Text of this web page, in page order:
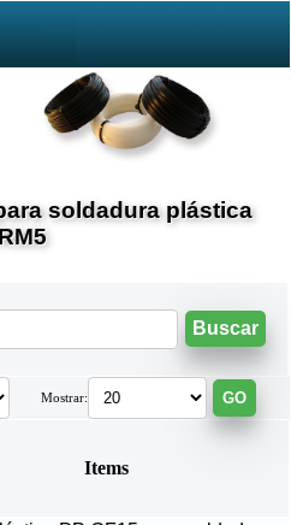
soldadura plástica
RM5
Mostrar:
Items